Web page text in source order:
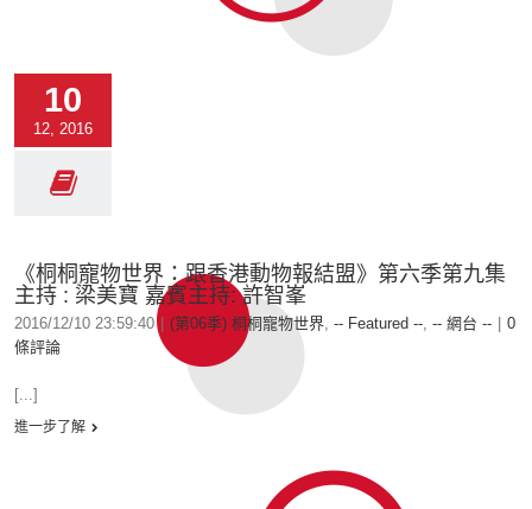
10
12, 2016
《桐桐寵物世界：跟香港動物報結盟》第六季第九集
主持 : 梁美寶 嘉賓主持: 許智峯
2016/12/10 23:59:40 (第06季) 桐桐寵物世界, -- Featured --, -- 網台 --
0
條評論
[...]
進一步了解